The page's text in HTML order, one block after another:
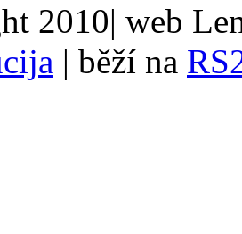
2010| web
| běží na